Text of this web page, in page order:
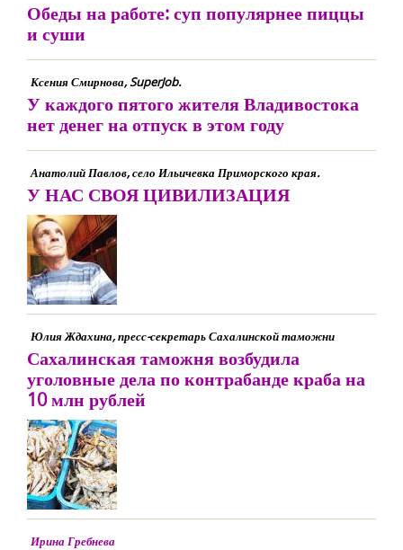
Обеды на работе: суп популярнее пиццы
и суши
Ксения Смирнова, SuperJob.
У каждого пятого жителя Владивостока
нет денег на отпуск в этом году
Анатолий Павлов, село Ильичевка Приморского края.
У НАС СВОЯ ЦИВИЛИЗАЦИЯ
Юлия Ждахина, пресс-секретарь Сахалинской таможни
Сахалинская таможня возбудила
уголовные дела по контрабанде краба на
10 млн рублей
Ирина Гребнева